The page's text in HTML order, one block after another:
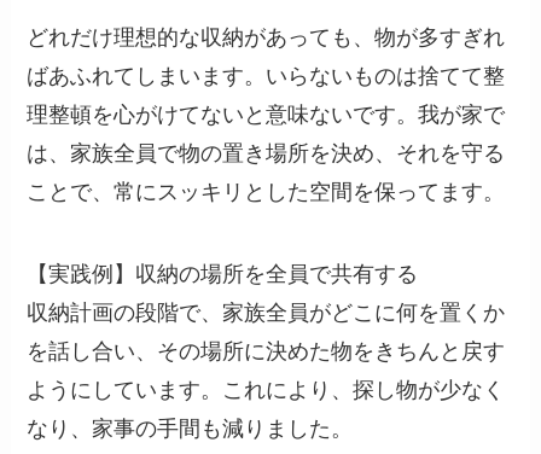
どれだけ理想的な収納があっても、物が多すぎれ
ばあふれてしまいます。いらないものは捨てて整
理整頓を心がけてないと意味ないです。我が家で
は、家族全員で物の置き場所を決め、それを守る
ことで、常にスッキリとした空間を保ってます。
【実践例】収納の場所を全員で共有する
収納計画の段階で、家族全員がどこに何を置くか
を話し合い、その場所に決めた物をきちんと戻す
ようにしています。これにより、探し物が少なく
なり、家事の手間も減りました。